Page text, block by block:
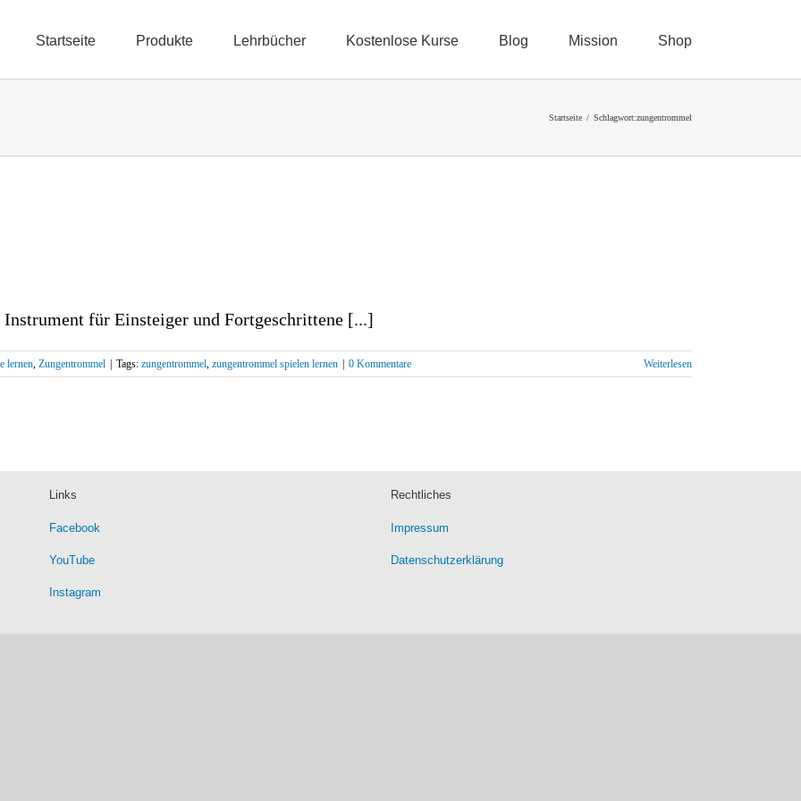
Startseite Produkte Lehrbücher Kostenlose Kurse Blog Mission Shop
Startseite Schlagwort:zungentrommel
für Einsteiger und Fortgeschrittene [...]
lernen, Zungentrommel Tags: zungentrommel, zungentrommel spielen lernen 0 Kommentare Weiterlesen
Links
Facebook
YouTube
Instagram
Rechtliches
Impressum
Datenschutzerklärung